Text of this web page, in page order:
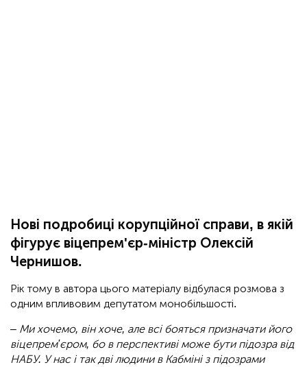
Нові подробиці корупційної справи, в якій
фігурує віцепрем'єр-міністр Олексій
Чернишов.
Рік тому в автора цього матеріалу відбулася розмова з
одним впливовим депутатом монобільшості.
– Ми хочемо, він хоче, але всі бояться призначати його
віцепрем'єром, бо в перспективі може бути підозра від
НАБУ. У нас і так дві людини в Кабміні з підозрами